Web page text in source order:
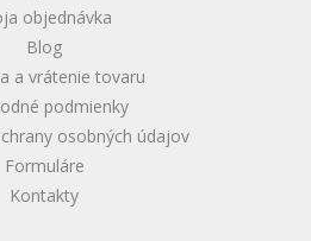
objednávka
Blog
a vrátenie tovaru
podmienky
osobných údajov
Formuláre
Kontakty